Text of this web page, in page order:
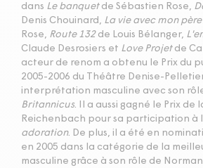
dans Le banquetde Sébastien Rose,
Denis Chouinard, La vie avec mon père
Rose, Route 132de Louis Bélanger,
Claude Desrosiers et Love Projetde
acteur de renom a obtenu le Prix du
2005-2006 du Théâtre Denise-
interprétation masculine avec son
Britannicus. Il a aussi gagné le Prix de
Reichenbach pour sa participation à
adoration. De plus, il a été en
en 2005 dans la catégorie de la
masculine grâce à son rôle de